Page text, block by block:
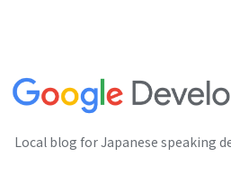
Local blog for Japanese speaking